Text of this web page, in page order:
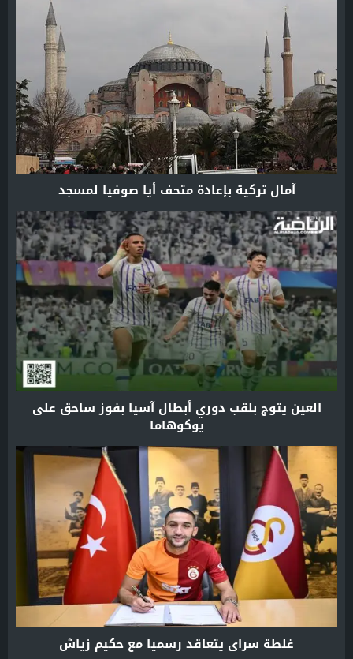
آمال تركية بإعادة متحف أيا صوفيا لمسجد
العين يتوج بلقب دوري أبطال آسيا بفوز ساحق على
يوكوهاما
غلطة سراي يتعاقد رسميا مع حكيم زياش